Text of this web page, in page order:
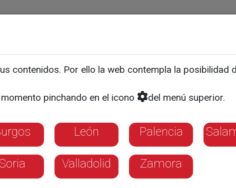
SOCIEDAD
Alimentos de Castilla y
la Navidad
disfrutar de una buena comida
contenidos. Por ello la web contempla la posibilidad
pinchando en el icono
del menú superior.
León Palencia
Soria Valladolid Zamora